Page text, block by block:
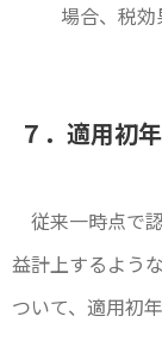
場合、税
７．適用初
従来一時点で
益計上するよう
ついて、適用初